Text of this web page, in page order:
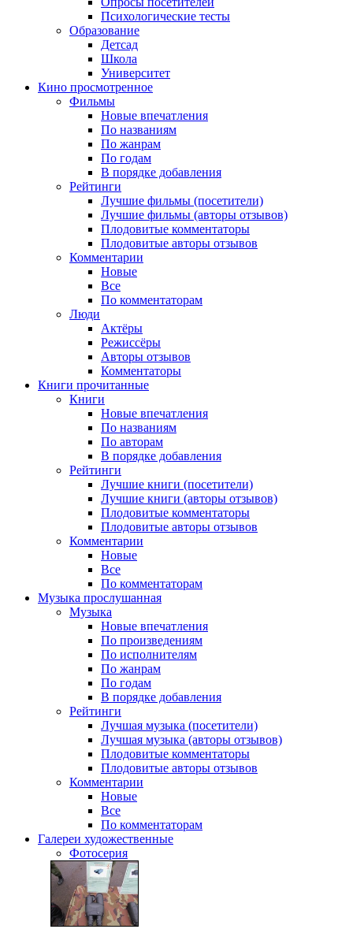
Психологические тесты
Образование
Детсад
Школа
Университет
Кино просмотренное
Фильмы
Новые впечатления
По названиям
По жанрам
По годам
В порядке добавления
Рейтинги
Лучшие фильмы (посетители)
Лучшие фильмы (авторы отзывов)
Плодовитые комментаторы
Плодовитые авторы отзывов
Комментарии
Новые
Все
По комментаторам
Люди
Актёры
Режиссёры
Авторы отзывов
Комментаторы
Книги прочитанные
Книги
Новые впечатления
По названиям
По авторам
В порядке добавления
Рейтинги
Лучшие книги (посетители)
Лучшие книги (авторы отзывов)
Плодовитые комментаторы
Плодовитые авторы отзывов
Комментарии
Новые
Все
По комментаторам
Музыка прослушанная
Музыка
Новые впечатления
По произведениям
По исполнителям
По жанрам
По годам
В порядке добавления
Рейтинги
Лучшая музыка (посетители)
Лучшая музыка (авторы отзывов)
Плодовитые комментаторы
Плодовитые авторы отзывов
Комментарии
Новые
Все
По комментаторам
Галереи художественные
Фотосерия